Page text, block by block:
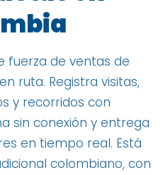
fuerza de ventas de
ruta. Registra visitas,
y recorridos con
sin conexión y entrega
en tiempo real. Está
colombiano, con